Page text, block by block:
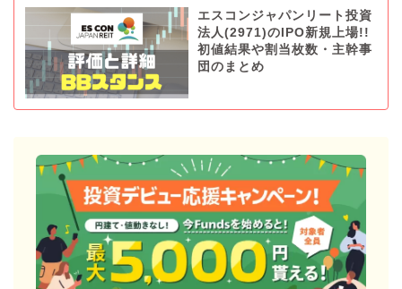
エスコンジャパンリート投資
法人(2971)のIPO新規上場!!
初値結果や割当枚数・主幹事
団のまとめ